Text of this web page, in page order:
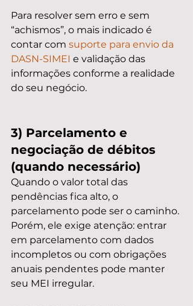
Para resolver sem erro e sem
“achismos”, o mais indicado é
contar com suporte para envio da
DASN-SIMEI e validação das
informações conforme a realidade
do seu negócio.
3) Parcelamento e
negociação de débitos
(quando necessário)
Quando o valor total das
pendências fica alto, o
parcelamento pode ser o caminho.
Porém, ele exige atenção: entrar
em parcelamento com dados
incompletos ou com obrigações
anuais pendentes pode manter
seu MEI irregular.